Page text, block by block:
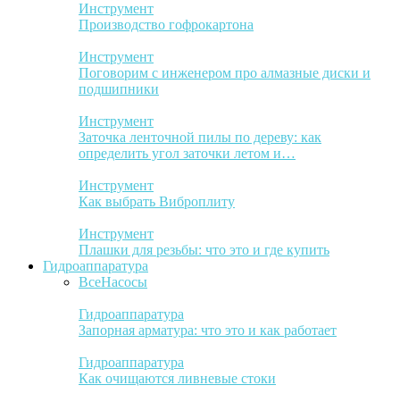
Инструмент
Производство гофрокартона
Инструмент
Поговорим с инженером про алмазные диски и
подшипники
Инструмент
Заточка ленточной пилы по дереву: как
определить угол заточки летом и…
Инструмент
Как выбрать Виброплиту
Инструмент
Плашки для резьбы: что это и где купить
Гидроаппаратура
ВсеНасосы
Гидроаппаратура
Запорная арматура: что это и как работает
Гидроаппаратура
Как очищаются ливневые стоки